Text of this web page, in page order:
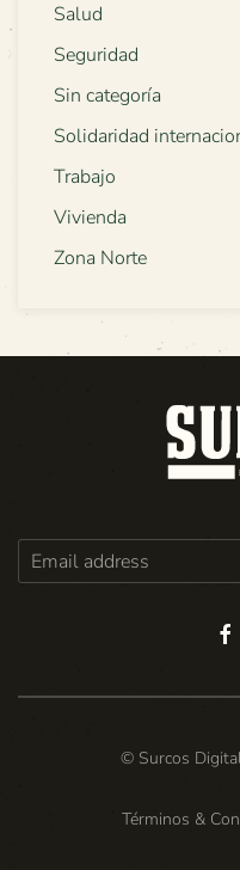
Salud
Seguridad
Sin categoría
Solidaridad
Trabajo
Vivienda
Zona Norte
© Surcos
Términos &